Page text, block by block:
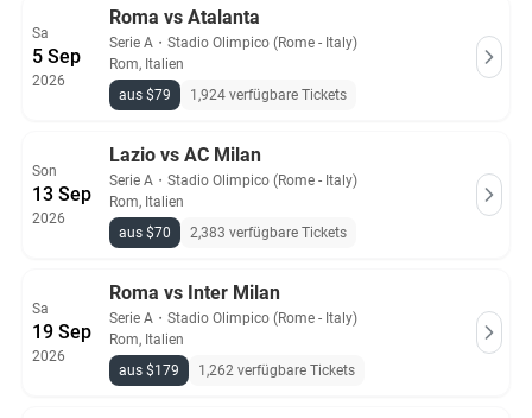
Sa
5 Sep
2026
Roma vs Atalanta
Serie A ・ Stadio Olimpico (Rome - Italy)
Rom, Italien
aus $79
1,924 verfügbare Tickets
Son
13 Sep
2026
Lazio vs AC Milan
Serie A ・ Stadio Olimpico (Rome - Italy)
Rom, Italien
aus $70
2,383 verfügbare Tickets
Sa
19 Sep
2026
Roma vs Inter Milan
Serie A ・ Stadio Olimpico (Rome - Italy)
Rom, Italien
aus $179
1,262 verfügbare Tickets